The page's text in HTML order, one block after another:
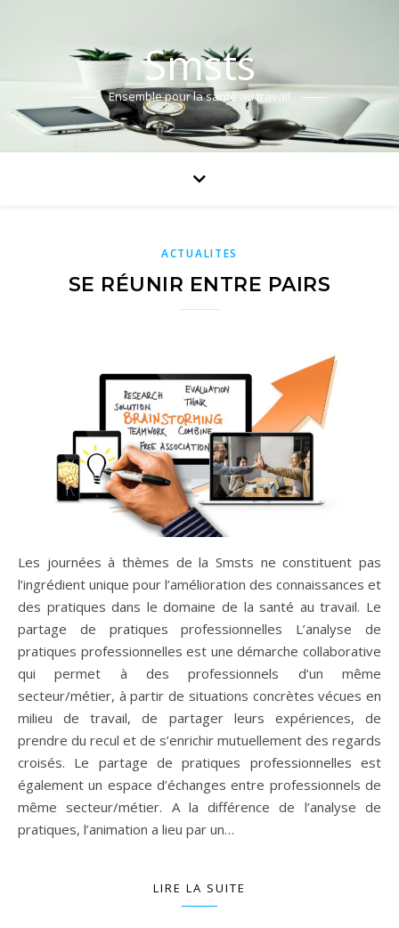
Smsts
Ensemble pour la santé au travail
ACTUALITES
SE RÉUNIR ENTRE PAIRS
Les journées à thèmes de la Smsts ne constituent pas
l’ingrédient unique pour l’amélioration des connaissances et
des pratiques dans le domaine de la santé au travail. Le
partage de pratiques professionnelles L’analyse de
pratiques professionnelles est une démarche collaborative
qui permet à des professionnels d’un même
secteur/métier, à partir de situations concrètes vécues en
milieu de travail, de partager leurs expériences, de
prendre du recul et de s’enrichir mutuellement des regards
croisés. Le partage de pratiques professionnelles est
également un espace d’échanges entre professionnels de
même secteur/métier. A la différence de l’analyse de
pratiques, l’animation a lieu par un…
LIRE LA SUITE